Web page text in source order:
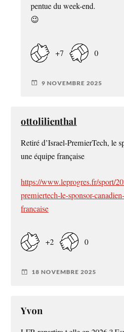
pentue du week-end.
😉
+7 0
9 NOVEMBRE 2025
ottolilienthal
Retiré d’Israel-PremierTech, le
une équipe française
https://www.leprogres.fr/sport/
premiertech-le-sponsor-
francaise
+2 0
18 NOVEMBRE 2025
Yvon